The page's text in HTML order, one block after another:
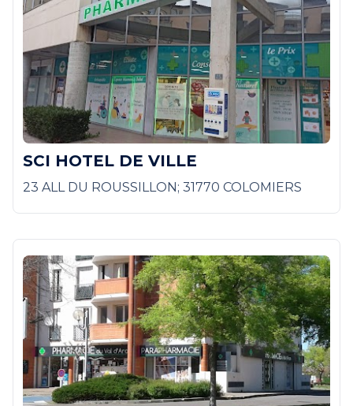
SCI HOTEL DE VILLE
23 ALL DU ROUSSILLON; 31770 COLOMIERS